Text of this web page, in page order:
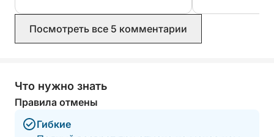
Посмотреть все 5 комментарии
Что нужно знать
Правила отмены
Гибкие